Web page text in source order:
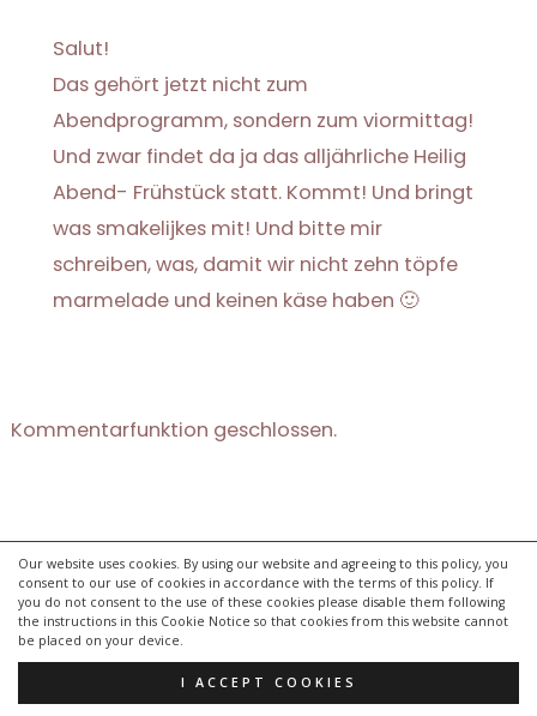
Our website uses cookies. By using our website and agreeing to this policy, you
consent to our use of cookies in accordance with the terms of this policy. If
you do not consent to the use of these cookies please disable them following
the instructions in this Cookie Notice so that cookies from this website cannot
be placed on your device.
I ACCEPT COOKIES
Salut!
Das gehört jetzt nicht zum
Abendprogramm, sondern zum viormittag!
Und zwar findet da ja das alljährliche Heilig
Abend- Frühstück statt. Kommt! Und bringt
was smakelijkes mit! Und bitte mir
schreiben, was, damit wir nicht zehn töpfe
marmelade und keinen käse haben 🙂
Kommentarfunktion geschlossen.
kontakt
impressum
datenschutzerklärung